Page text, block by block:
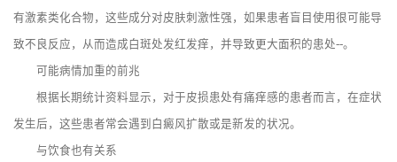
有激素类化合物，这些成分对皮肤刺激性强，如果患者盲目使用很可能导
致不良反应，从而造成白斑处发红发痒，并导致更大面积的患处--。
可能病情加重的前兆
根据长期统计资料显示，对于皮损患处有痛痒感的患者而言，在症状
发生后，这些患者常会遇到白癜风扩散或是新发的状况。
与饮食也有关系